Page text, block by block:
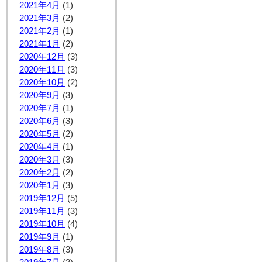
2021年4月 (1)
2021年3月 (2)
2021年2月 (1)
2021年1月 (2)
2020年12月 (3)
2020年11月 (3)
2020年10月 (2)
2020年9月 (3)
2020年7月 (1)
2020年6月 (3)
2020年5月 (2)
2020年4月 (1)
2020年3月 (3)
2020年2月 (2)
2020年1月 (3)
2019年12月 (5)
2019年11月 (3)
2019年10月 (4)
2019年9月 (1)
2019年8月 (3)